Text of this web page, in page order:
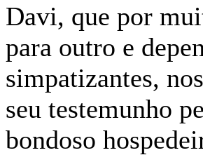
Davi, que por
para outro e
simpatizantes,
seu testemunho
bondoso